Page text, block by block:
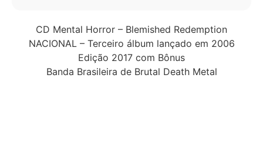
CD Mental Horror – Blemished Redemption
NACIONAL – Terceiro álbum lançado em 2006
Edição 2017 com Bônus
Banda Brasileira de Brutal Death Metal